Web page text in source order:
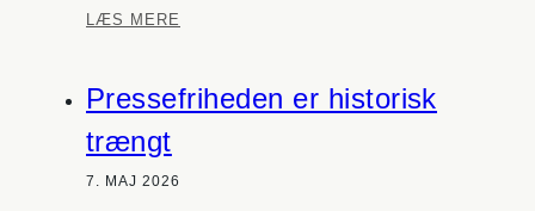
LÆS MERE
Museum
Pressefriheden er historisk
trængt
7. MAJ 2026